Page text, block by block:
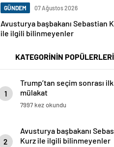
GÜNDEM 07 Ağustos 2026
Avusturya başbakanı Sebastian
ile ilgili bilinmeyenler
KATEGORİNİN POPÜLERLERİ
1
Trump’tan seçim sonrası ilk
mülakat
7997 kez okundu
2
Avusturya başbakanı
Kurz ile ilgili bilinmeyenler